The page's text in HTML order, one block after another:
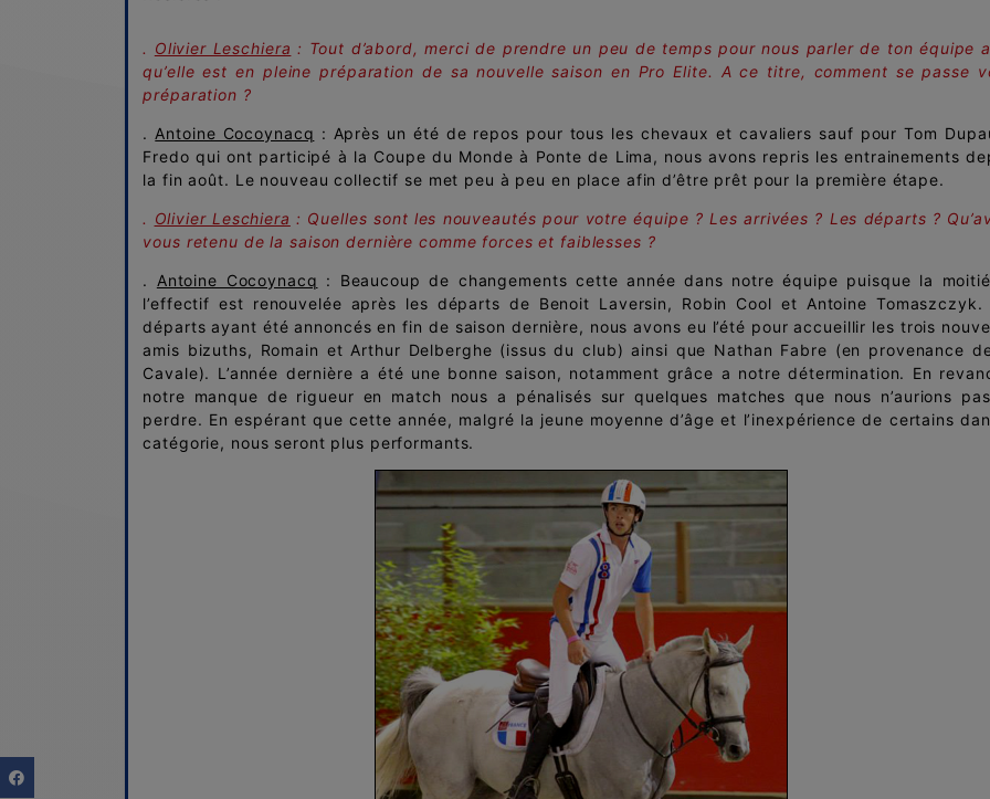
. Olivier Leschiera : Tout d’abord, merci de prendre un peu de temps pour nous parler de ton équipe
qu’elle est en pleine préparation de sa nouvelle saison en Pro Elite. A ce titre, comment se passe
préparation ?
. Antoine Cocoynacq : Après un été de repos pour tous les chevaux et cavaliers sauf pour Tom
Fredo qui ont participé à la Coupe du Monde à Ponte de Lima, nous avons repris les entrainements
la fin août. Le nouveau collectif se met peu à peu en place afin d’être prêt pour la première étape.
. Olivier Leschiera : Quelles sont les nouveautés pour votre équipe ? Les arrivées ? Les départs ?
vous retenu de la saison dernière comme forces et faiblesses ?
. Antoine Cocoynacq : Beaucoup de changements cette année dans notre équipe puisque la
l’effectif est renouvelée après les départs de Benoit Laversin, Robin Cool et Antoine Tomaszczyk.
départs ayant été annoncés en fin de saison dernière, nous avons eu l’été pour accueillir les trois
amis bizuths, Romain et Arthur Delberghe (issus du club) ainsi que Nathan Fabre (en provenance
Cavale). L’année dernière a été une bonne saison, notamment grâce a notre détermination. En
notre manque de rigueur en match nous a pénalisés sur quelques matches que nous n’aurions
perdre. En espérant que cette année, malgré la jeune moyenne d’âge et l’inexpérience de certains
catégorie, nous seront plus performants.